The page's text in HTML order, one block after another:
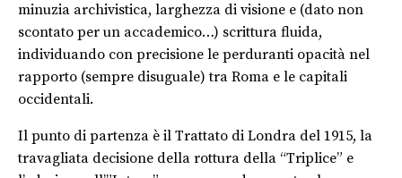
minuzia archivistica, larghezza di visione e (dato non
scontato per un accademico…) scrittura fluida,
individuando con precisione le perduranti opacità nel
rapporto (sempre disuguale) tra Roma e le capitali
occidentali.
Il punto di partenza è il Trattato di Londra del 1915, la
travagliata decisione della rottura della “Triplice” e